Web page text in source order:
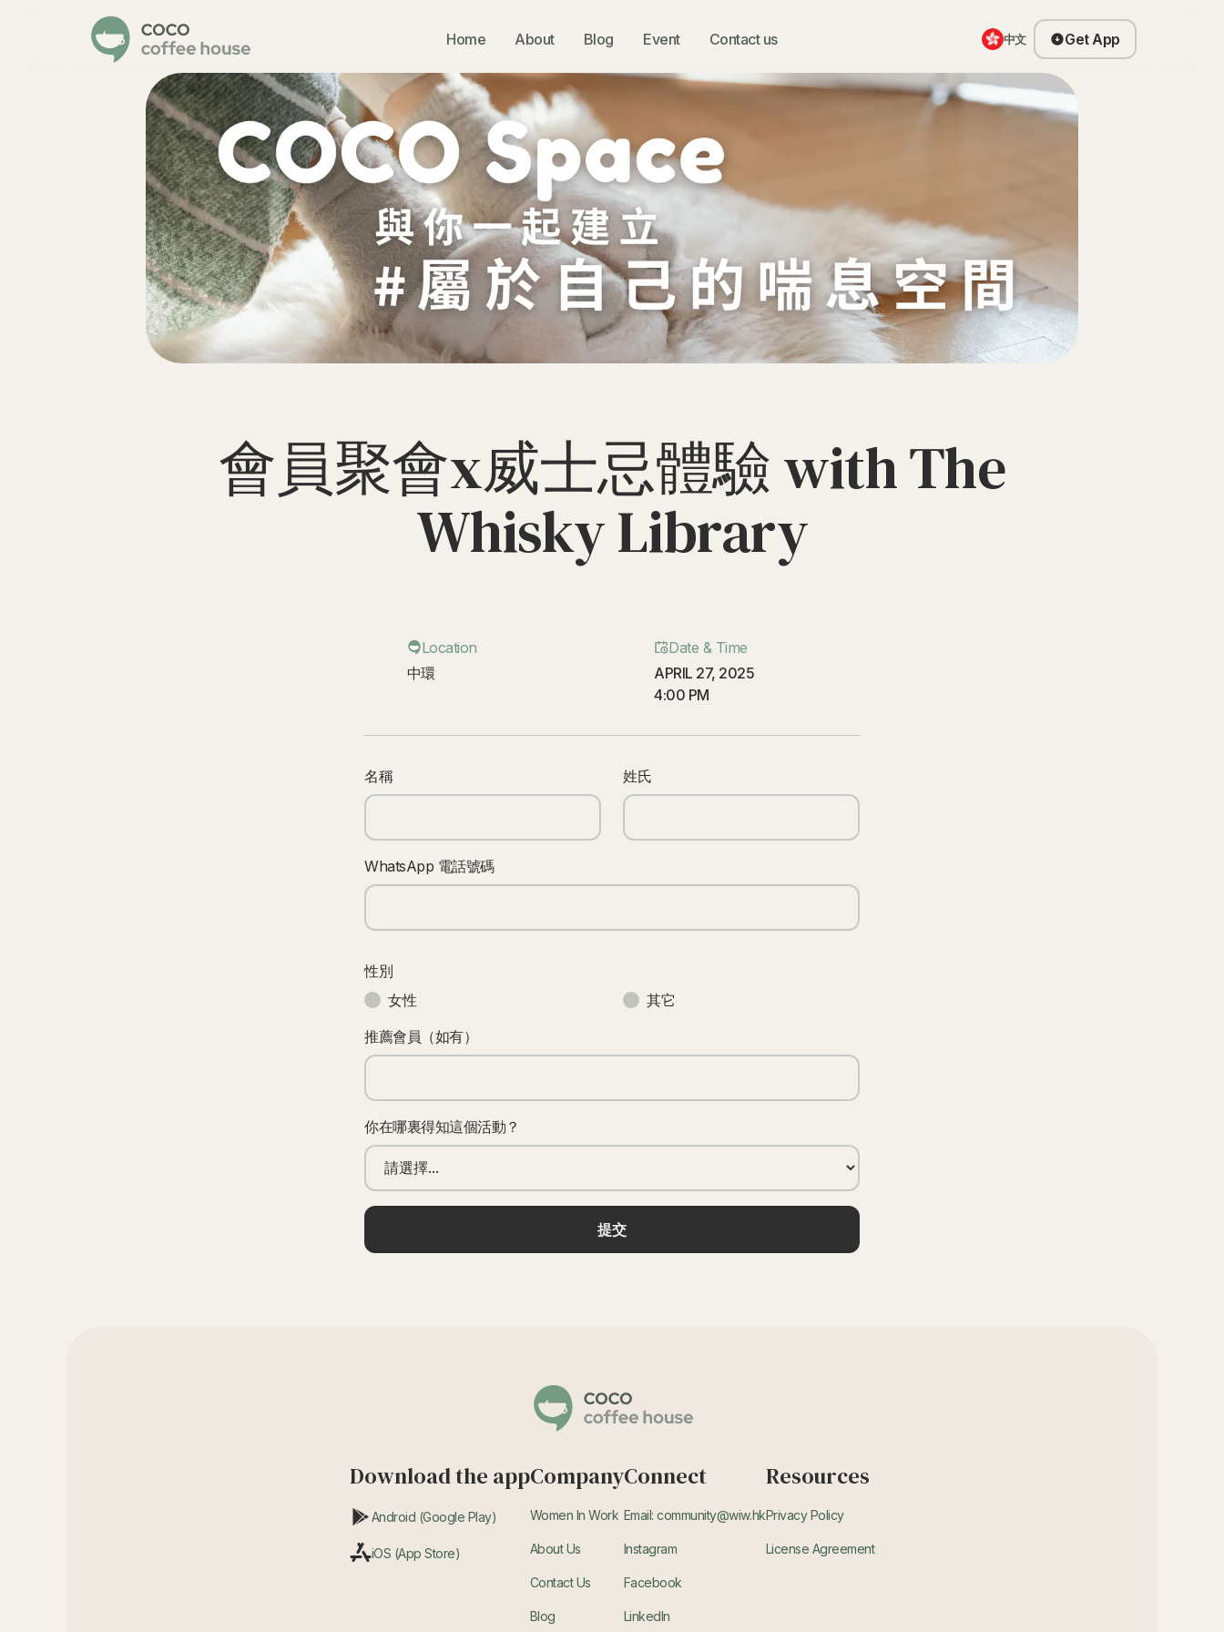
Home About Blog Event Contact us 中文 Get App
會員聚會x威士忌體驗 with The
Whisky Library
Location
中環
Date & Time
APRIL 27, 2025
4:00 PM
名稱 姓氏
WhatsApp 電話號碼
性別
女性
其它
推薦會員（如有）
你在哪裏得知這個活動？
Download the app
Android (Google Play)
iOS (App Store)
Company
Women In Work
About Us
Contact Us
Blog
Connect
Email: community@wiw.hk
Instagram
Facebook
LinkedIn
Resources
Privacy Policy
License Agreement